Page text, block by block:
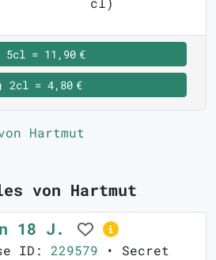
5cl = 11,90 €
2cl = 4,80 €
Hartmut
von Hartmut
18 J.
ID: 229579 • Secret